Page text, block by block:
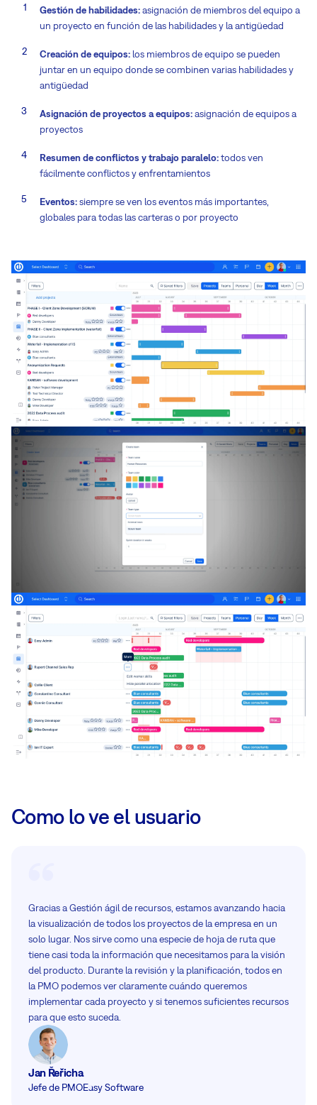
Gestión de habilidades:asignación de miembros del equipo a
un proyecto en función de las habilidades y la antigüedad
Creación de equipos: los miembros de equipo se pueden
juntar en un equipo donde se combinen varias habilidades y
antigüedad
Asignación de proyectos a equipos:asignación de equipos a
proyectos
Resumen de conflictos y trabajo paralelo:todos ven
fácilmente conflictos y enfrentamientos
Eventos:siempre se ven los eventos más importantes,
globales para todas las carteras o por proyecto
Como lo ve el usuario
Jan Řeřicha
Jefe de PMOEasy Software
Gracias a Gestión ágil de recursos, estamos avanzando hacia
la visualización de todos los proyectos de la empresa en un
solo lugar. Nos sirve como una especie de hoja de ruta que
tiene casi toda la información que necesitamos para la visión
del producto. Durante la revisión y la planificación, todos en
la PMO podemos ver claramente cuándo queremos
implementar cada proyecto y si tenemos suficientes recursos
para que esto suceda.